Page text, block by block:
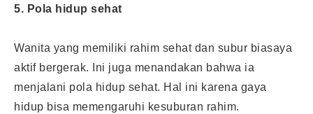
5. Pola hidup sehat
Wanita yang memiliki rahim sehat dan subur biasaya
aktif bergerak. Ini juga menandakan bahwa ia
menjalani pola hidup sehat. Hal ini karena gaya
hidup bisa memengaruhi kesuburan rahim.